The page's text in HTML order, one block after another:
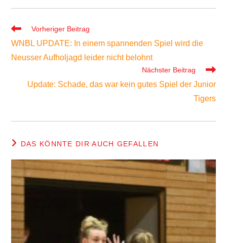
Weitere
ansehen
Vorheriger Beitrag
WNBL UPDATE: In einem spannenden Spiel wird die
Neusser Aufholjagd leider nicht belohnt
Nächster Beitrag
Update: Schade, das war kein gutes Spiel der Junior
Tigers
DAS KÖNNTE DIR AUCH GEFALLEN